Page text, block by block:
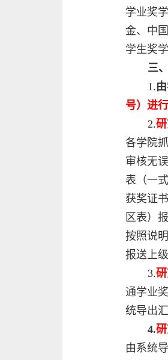
学业奖
金、中
学生奖
三
1.
号）进
2.
各学院
审核无
表（一
获奖证
区表）
按照说
报送上
3.
通学业
统导出
4.
由系统